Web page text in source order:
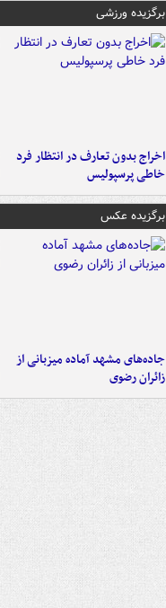
برگزیده ورزشی
اخراج بدون تعارف در انتظار فرد
خاطی پرسپولیس
برگزیده عکس
جاده‌های مشهد آماده میزبانی از
زائران رضوی